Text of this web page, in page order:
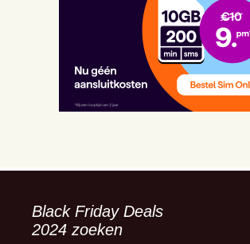
Black Friday Deals
2024 zoeken